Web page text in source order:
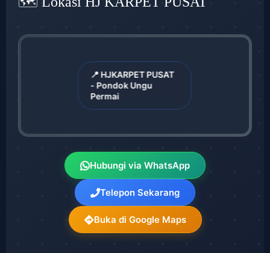
📍 HJKARPET PUSAT
- Pondok Ungu
Permai
Hubungi via WhatsApp
Telepon Sekarang
Buka di Google Maps